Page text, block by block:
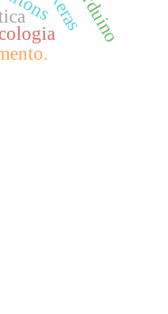
kerasarduino